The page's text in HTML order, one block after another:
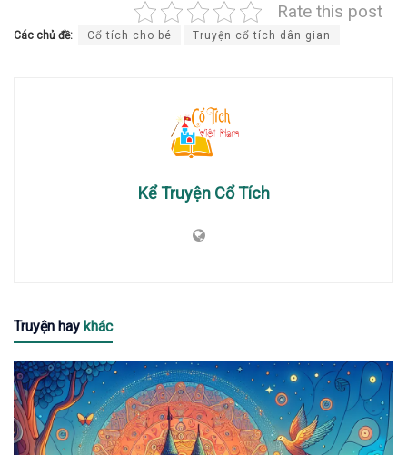
Rate this post
Các chủ đề: Cổ tích cho bé Truyện cổ tích dân gian
Kể Truyện Cổ Tích
Truyện hay khác